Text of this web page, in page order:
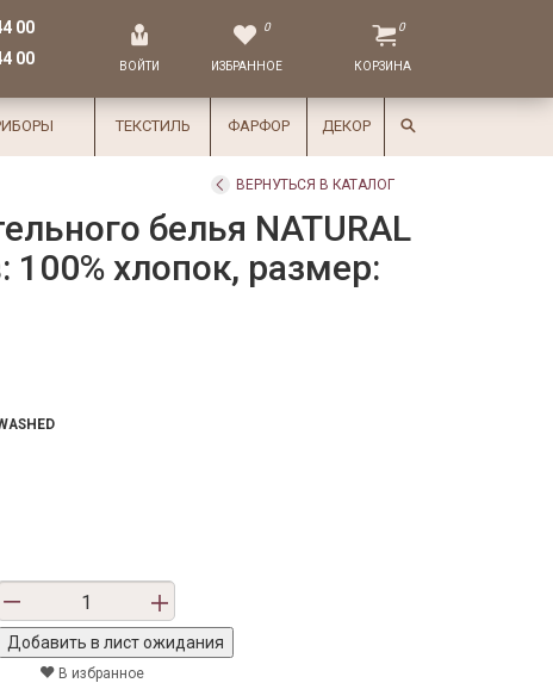
00
00
ВОЙТИ
0
ИЗБРАННОЕ
0
КОРЗИНА
ТЕКСТИЛЬ ФАРФОР ДЕКОР
ВЕРНУТЬСЯ В КАТАЛОГ
белья NATURAL
100% хлопок, размер:
В избранное